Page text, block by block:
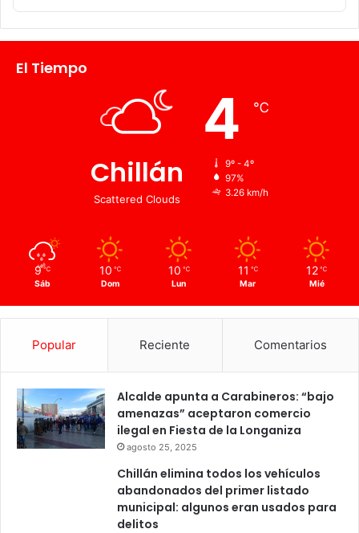
El Tiempo
Chillán
Scattered Clouds
4 ℃
9º - 4º
97%
3.26 km/h
9 ℃
Sáb
10 ℃
Dom
10 ℃
Lun
11 ℃
Mar
12 ℃
Mié
Popular Reciente Comentarios
Alcalde apunta a Carabineros: “bajo
amenazas” aceptaron comercio
ilegal en Fiesta de la Longaniza
agosto 25, 2025
Chillán elimina todos los vehículos
abandonados del primer listado
municipal: algunos eran usados para
delitos